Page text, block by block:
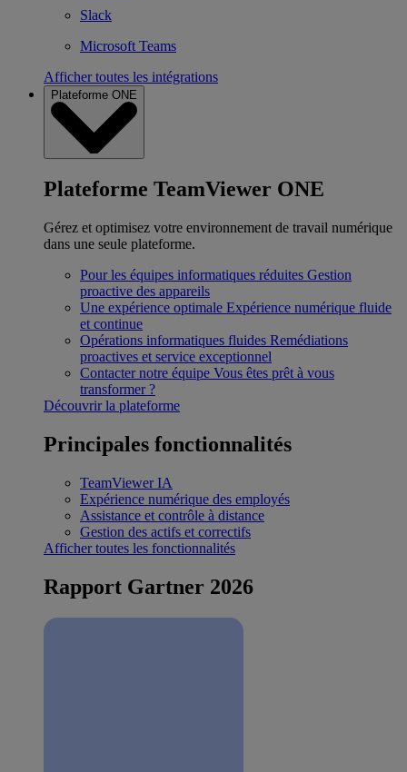
Slack
Microsoft Teams
Afficher toutes les intégrations
Plateforme ONE
Plateforme TeamViewer ONE
Gérez et optimisez votre environnement de travail numérique
dans une seule plateforme.
Pour les équipes informatiques réduites Gestion
proactive des appareils
Une expérience optimale Expérience numérique fluide
et continue
Opérations informatiques fluides Remédiations
proactives et service exceptionnel
Contacter notre équipe Vous êtes prêt à vous
transformer ?
Découvrir la plateforme
Principales fonctionnalités
TeamViewer IA
Expérience numérique des employés
Assistance et contrôle à distance
Gestion des actifs et correctifs
Afficher toutes les fonctionnalités
Rapport Gartner 2026